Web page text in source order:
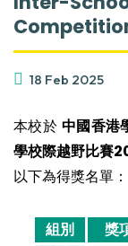
18 Feb 2025
本校於 中國香港
學校際越野比賽
以下為得獎名單：
組別 獎